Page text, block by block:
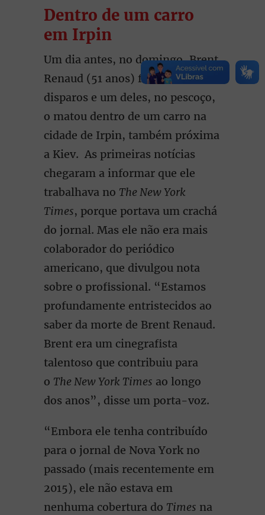
Dentro de um carro
em Irpin
Um dia antes, no domingo, Brent
Renaud (51 anos) foi vítima de
disparos e um deles, no pescoço,
o matou dentro de um carro na
cidade de Irpin, também próxima
a Kiev. As primeiras notícias
chegaram a informar que ele
trabalhava no The New York
Times, porque portava um crachá
do jornal. Mas ele não era mais
colaborador do periódico
americano, que divulgou nota
sobre o profissional. “Estamos
profundamente entristecidos ao
saber da morte de Brent Renaud.
Brent era um cinegrafista
talentoso que contribuiu para
o The New York Times ao longo
dos anos”, disse um porta-voz.
“Embora ele tenha contribuído
para o jornal de Nova York no
passado (mais recentemente em
2015), ele não estava em
nenhuma cobertura do Times na